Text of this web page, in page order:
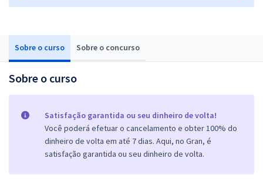
Sobre o curso Sobre o concurso
Sobre o curso
Satisfação garantida ou seu dinheiro de volta!
Você poderá efetuar o cancelamento e obter 100% do
dinheiro de volta em até 7 dias. Aqui, no Gran, é
satisfação garantida ou seu dinheiro de volta.